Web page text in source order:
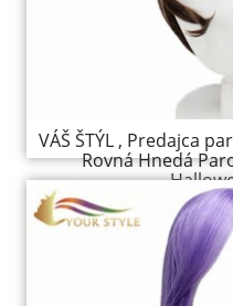
VÁŠ ŠTÝL , Predajca
Rovná Hnedá